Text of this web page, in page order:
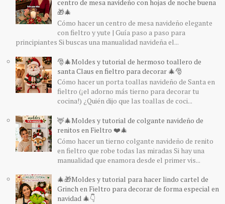
centro de mesa navideño con hojas de noche buena
🎁🎄
Cómo hacer un centro de mesa navideño elegante
con fieltro y yute | Guía paso a paso para
principiantes Si buscas una manualidad navideña el...
🎅🎄Moldes y tutorial de hermoso toallero de
santa Claus en fieltro para decorar 🎄🎅
Cómo hacer un porta toallas navideño de Santa en
fieltro (¡el adorno más tierno para decorar tu
cocina!) ¿Quién dijo que las toallas de coci...
🦌🎄Moldes y tutorial de colgante navideño de
renitos en Fieltro ❤️🎄
Cómo hacer un tierno colgante navideño de renito
en fieltro que robe todas las miradas Si hay una
manualidad que enamora desde el primer vis...
🎄🎁Moldes y tutorial para hacer lindo cartel de
Grinch en Fieltro para decorar de forma especial en
navidad 🎄👇